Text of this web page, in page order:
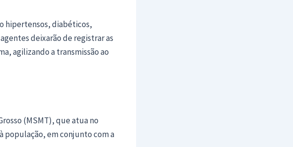
hipertensos, diabéticos,
deixarão de registrar as
agilizando a transmissão ao
(MSMT), que atua no
população, em conjunto com a